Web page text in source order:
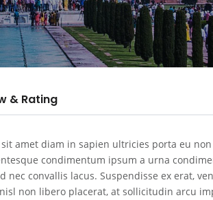
& Rating
amet diam in sapien ultricies porta eu non
condimentum ipsum a urna
convallis lacus. Suspendisse ex erat,
non libero placerat, at sollicitudin arcu